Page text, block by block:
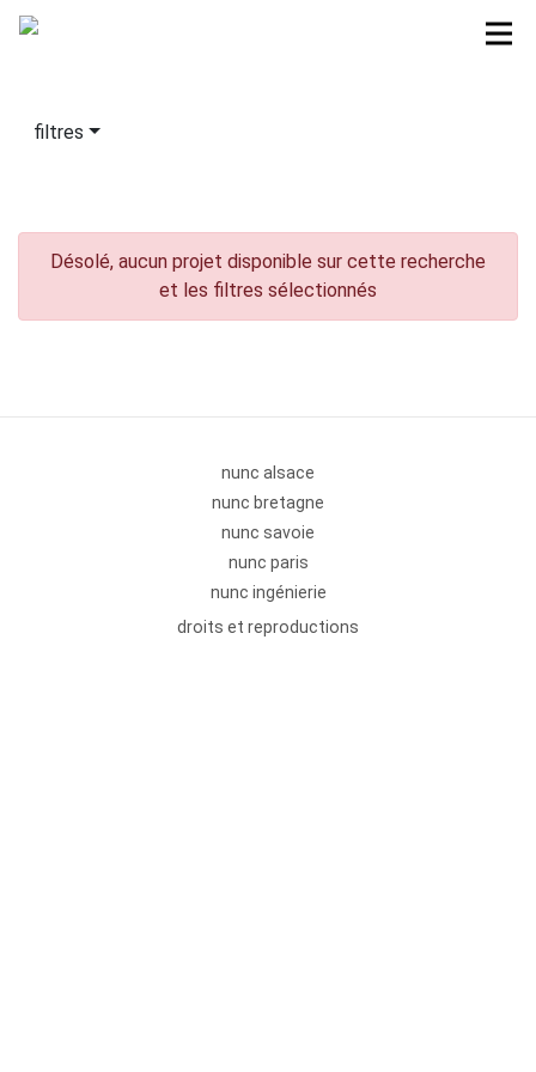
filtres
Désolé, aucun projet disponible sur cette recherche
et les filtres sélectionnés
nunc alsace
nunc bretagne
nunc savoie
nunc paris
nunc ingénierie
droits et reproductions